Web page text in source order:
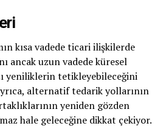
kısa vadede ticari ilişkilerde
ancak uzun vadede küresel
yeniliklerin tetikleyebileceğini
alternatif tedarik yollarının
yeniden gözden
hale geleceğine dikkat çekiyor.